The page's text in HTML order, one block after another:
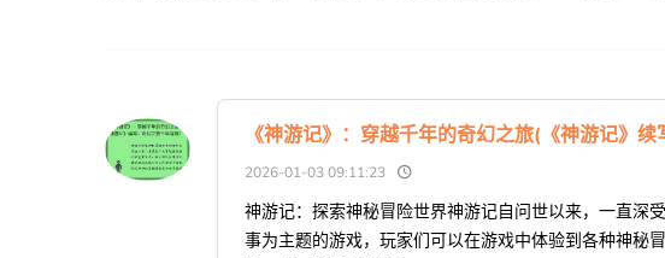
《神游记》：穿越千年的奇幻之旅(《神游记》
2026-01-03 09:11:23
神游记：探索神秘冒险世界神游记自问世以来，一直深
事为主题的游戏，玩家们可以在游戏中体验到各种神秘